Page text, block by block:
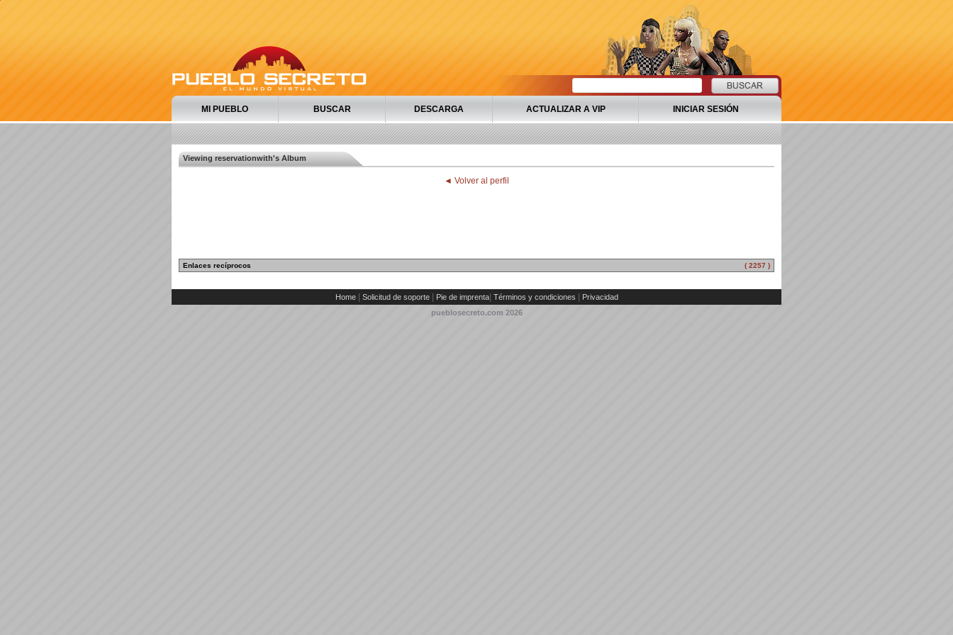
MI PUEBLO BUSCAR DESCARGA ACTUALIZAR A VIP INICIAR SESIÓN
Viewing reservationwith's Album
◄ Volver al perfil
Enlaces recíprocos ( 2257 )
Home Solicitud de soporte Pie de imprenta| Términos y condiciones
Privacidad
pueblosecreto.com 2026